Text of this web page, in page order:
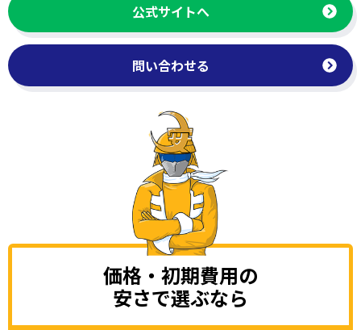
公式サイトへ
問い合わせる
価格・初期費用の
安さで選ぶなら